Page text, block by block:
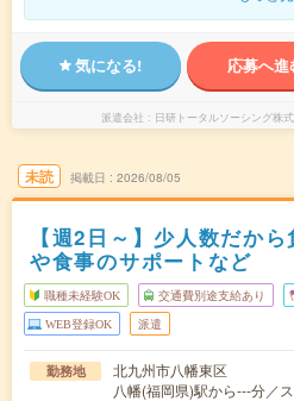
気になる! 応募へ進
派遣会社 日研トータルソーシング株
未読 掲載日 2026/08/05
【週2日～】少人数だか
や食事のサポートなど
職種未経験OK 交通費別途支給あり
WEB登録OK 派遣
勤務地
北九州市八幡東区
八幡(福岡県)駅から---分／